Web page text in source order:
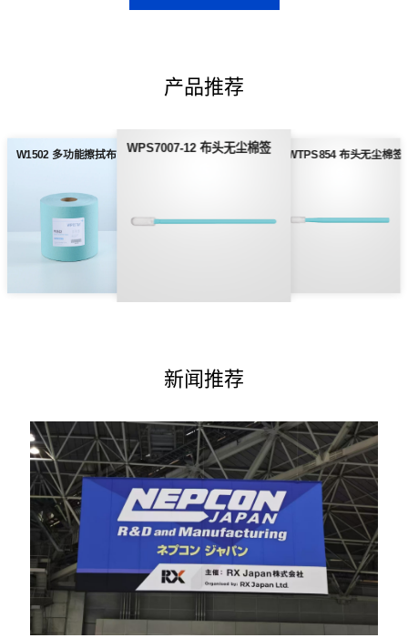
产品推荐
W1502 多功能擦拭布 WPS7007-12 布头无尘棉签 WTPS854 布头无尘棉签
新闻推荐